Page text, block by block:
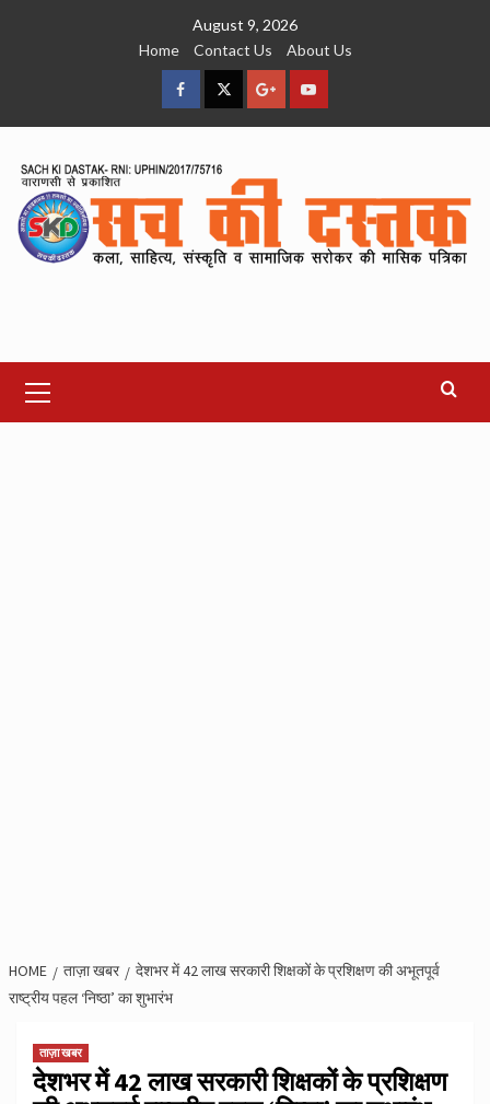
August 9, 2026
Home
Contact Us About Us
facebookTwitterGoogleYouTube
Menu
HOME ताज़ा खबर
देशभर में 42 लाख सरकारी शिक्षकों के प्रशिक्षण की अभूतपूर्व
राष्‍ट्रीय पहल ‘निष्‍ठा’ का शुभारंभ
ताज़ा खबर
देशभर में 42 लाख सरकारी शिक्षकों के प्रशिक्षण